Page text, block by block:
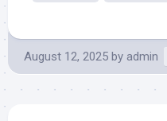
August 12, 2025 by admin